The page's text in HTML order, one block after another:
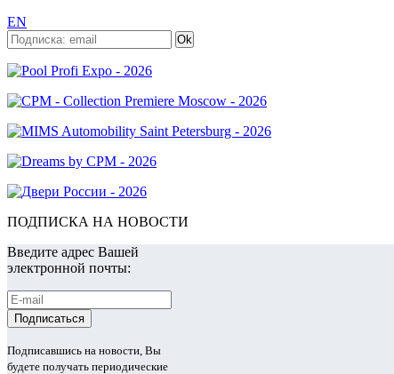
EN
ПОДПИСКА НА НОВОСТИ
Введите адрес Вашей
электронной почты:
Подписавшись на новости, Вы
будете получать периодические